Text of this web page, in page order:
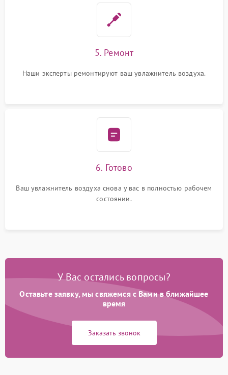
5. Ремонт
Наши эксперты ремонтируют ваш увлажнитель воздуха.
6. Готово
Ваш увлажнитель воздуха снова у вас в полностью рабочем
состоянии.
У Вас остались вопросы?
Оставьте заявку, мы свяжемся с Вами в ближайшее
время
Заказать звонок